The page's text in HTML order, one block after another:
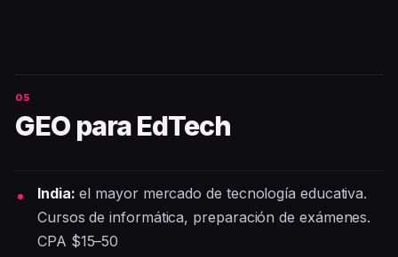
GEO para EdTech
India: el mayor mercado de tecnología educativa.
Cursos de informática, preparación de exámenes.
CPA $15–50